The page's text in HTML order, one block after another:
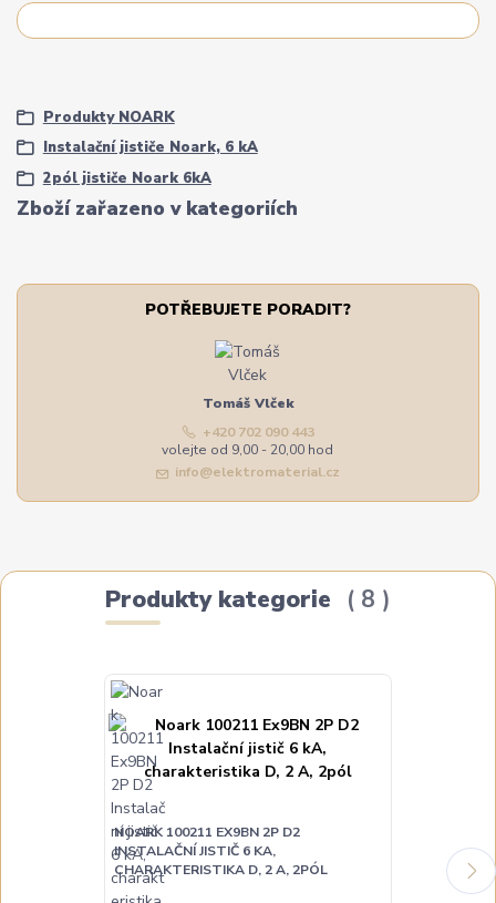
Zboží zařazeno v kategoriích
Produkty NOARK
Instalační jističe Noark, 6 kA
2pól jističe Noark 6kA
POTŘEBUJETE PORADIT?
Tomáš Vlček
+420 702 090 443
volejte od 9,00 - 20,00 hod
info@elektromaterial.cz
Produkty kategorie 8
NOARK 100211 EX9BN 2P D2
INSTALAČNÍ JISTIČ 6 KA,
CHARAKTERISTIKA D, 2 A, 2PÓL
INSTALAČNÍ